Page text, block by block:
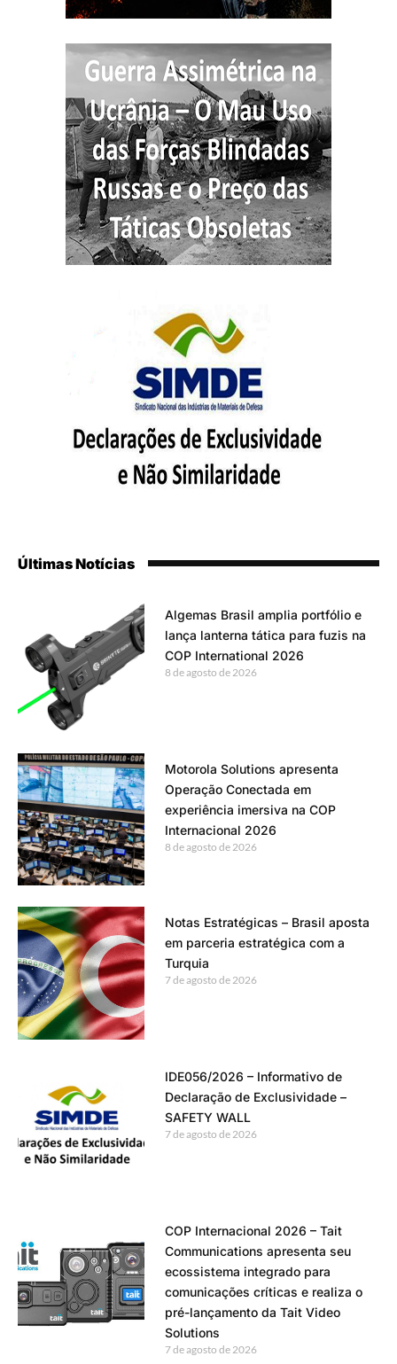
Últimas Notícias
Algemas Brasil amplia portfólio e
lança lanterna tática para fuzis na
COP International 2026
8 de agosto de 2026
Motorola Solutions apresenta
Operação Conectada em
experiência imersiva na COP
Internacional 2026
8 de agosto de 2026
Notas Estratégicas – Brasil aposta
em parceria estratégica com a
Turquia
7 de agosto de 2026
IDE056/2026 – Informativo de
Declaração de Exclusividade –
SAFETY WALL
7 de agosto de 2026
COP Internacional 2026 – Tait
Communications apresenta seu
ecossistema integrado para
comunicações críticas e realiza o
pré-lançamento da Tait Video
Solutions
7 de agosto de 2026